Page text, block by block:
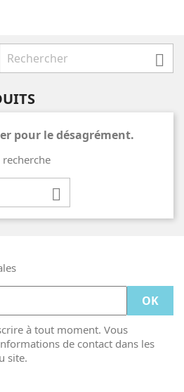

pour le désagrément.

à tout moment. Vous
de contact dans les
site.